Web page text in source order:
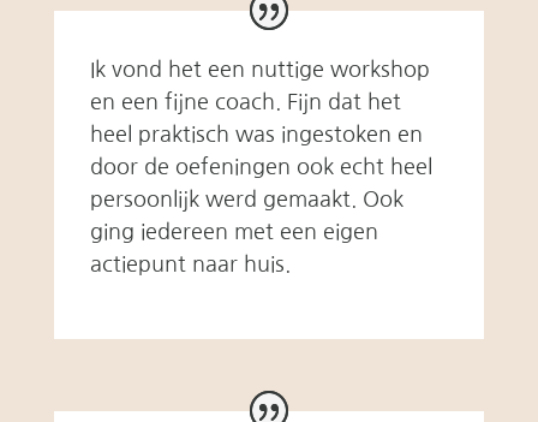
Ik vond het een nuttige workshop
en een fijne coach. Fijn dat het
heel praktisch was ingestoken en
door de oefeningen ook echt heel
persoonlijk werd gemaakt. Ook
ging iedereen met een eigen
actiepunt naar huis.